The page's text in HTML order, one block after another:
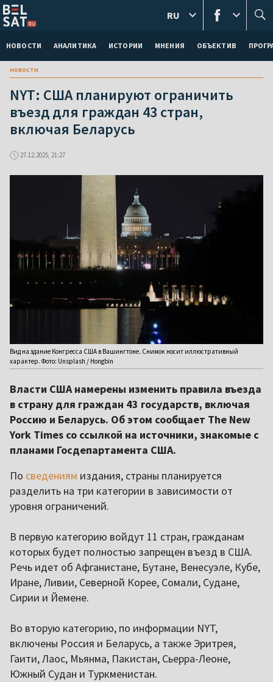
НОВОСТИ АНАЛИТИКА ИСТОРИИ МНЕНИЯ ОБЪЕКТИВ
RU
новости
NYT: США планируют ограничить
въезд для граждан 43 стран,
включая Беларусь
27.12.2025, 21:27
Вид на здание Конгресса США в Вашингтоне. Снимок носит иллюстративный
характер. Фото: Unsplash / Hongbin
Власти США намерены изменить правила въезда
в страну для граждан 43 государств, включая
Россию и Беларусь. Об этом сообщает The New
York Times со ссылкой на источники, знакомые с
планами Госдепартамента США.
По сведениям издания, страны планируется
разделить на три категории в зависимости от
уровня ограничений.
В первую категорию войдут 11 стран, гражданам
которых будет полностью запрещен въезд в США.
Речь идет об Афганистане, Бутане, Венесуэле, Кубе,
Иране, Ливии, Северной Корее, Сомали, Судане,
Сирии и Йемене.
Во вторую категорию, по информации NYT,
включены Россия и Беларусь, а также Эритрея,
Гаити, Лаос, Мьянма, Пакистан, Сьерра-Леоне,
Южный Судан и Туркменистан.